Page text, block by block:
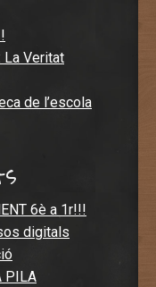
La Veritat
de l’escola
6è a 1r!!!
digitals
PILA